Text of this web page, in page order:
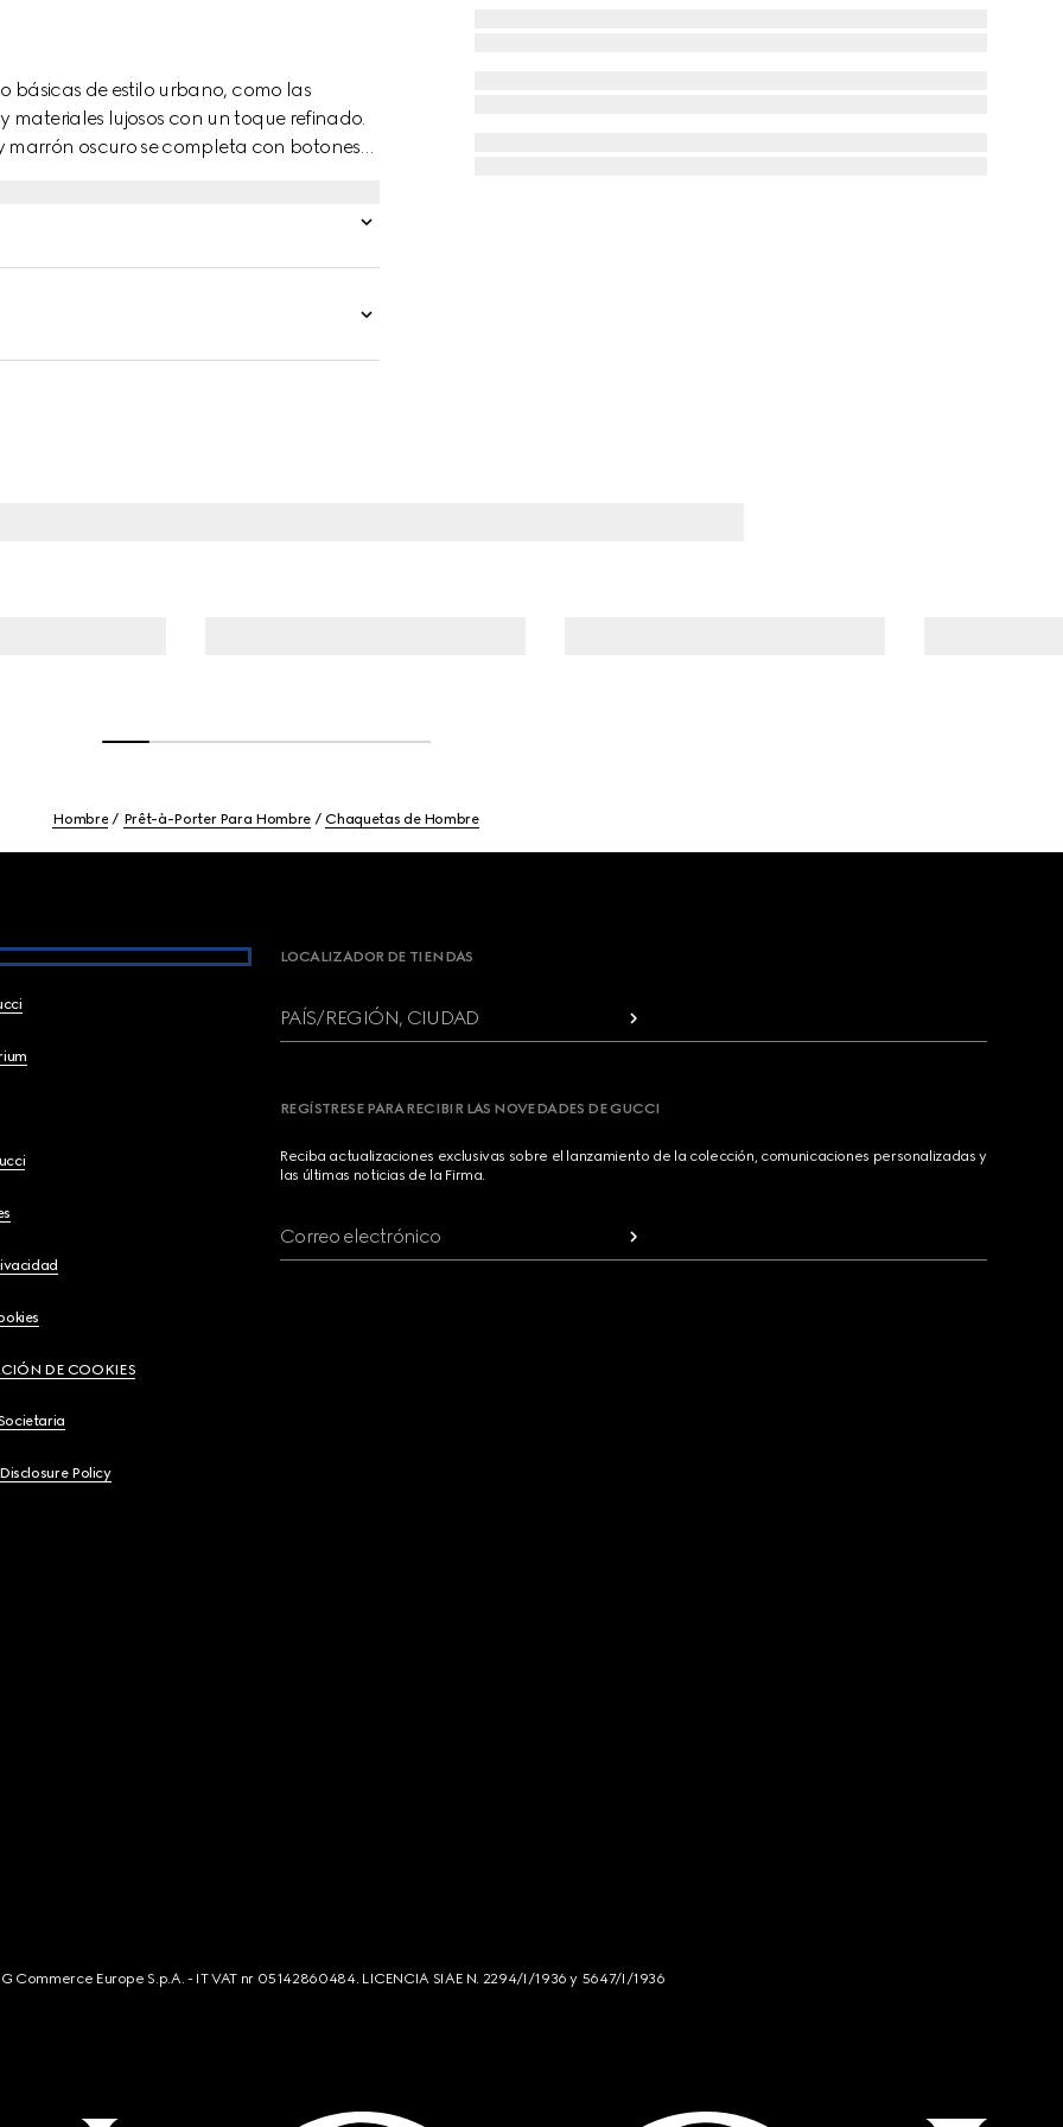
básicas de estilo urbano, como las
lujosos con un toque refinado.
oscuro se completa con botones
Hombre Prêt-à-Porter Para Hombre Chaquetas de Hombre
DE COOKIES
Policy
LOCALIZADOR DE TIENDAS
PAÍS/REGIÓN, CIUDAD
REGÍSTRESE PARA RECIBIR LAS NOVEDADES DE GUCCI
Reciba actualizaciones exclusivas sobre el lanzamiento de la colección, comunicaciones personalizadas y
las últimas noticias de la Firma.
Correo electrónico
Commerce Europe S.p.A. - IT VAT nr 05142860484. LICENCIA SIAE N. 2294/I/1936 y 5647/I/1936